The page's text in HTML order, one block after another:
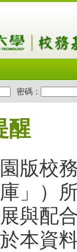
密碼：
醒
版校
庫」）
與配
本資